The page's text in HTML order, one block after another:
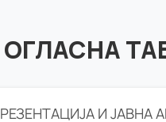
ОГЛАСНА
И ЈАВНА